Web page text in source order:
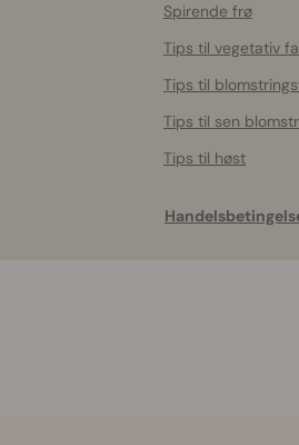
Spirende frø
Tips til vegetativ
Tips til
Tips til sen
Tips til høst